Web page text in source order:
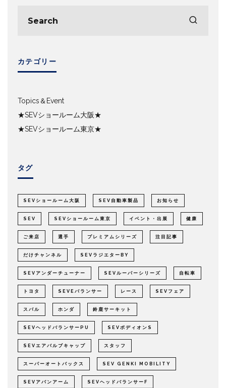
カテゴリー
Topics＆Event
★SEVショールーム大阪★
★SEVショールーム東京★
タグ
SEVショールーム大阪 SEV自動車製品 お知らせ
SEV SEVショールーム東京 イベント・出展 健康
ご来店 選手 プレミアムシリーズ 注目記事
だけチャンネル SEVラジエターBY
SEVアンダーチューナー SEVルーパーシリーズ 自転車
トヨタ SEVEバランサー レース SEVフェア
スバル ホンダ 鈴鹿サーキット
SEVヘッドバランサーPU SEVボディオンS
SEVエアバルブキャップ スタッフ
スーパーオートバックス SEV GENKI MOBILITY
SEVアバンアーム SEVヘッドバランサーF